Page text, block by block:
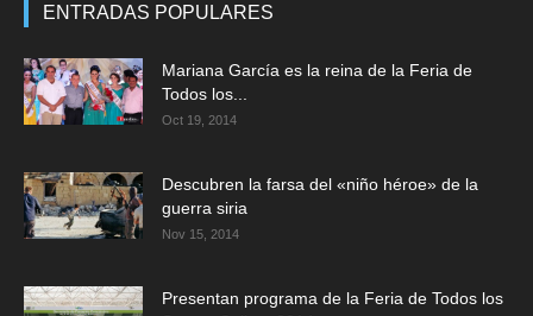
ENTRADAS POPULARES
Mariana García es la reina de la Feria de
Todos los...
Oct 19, 2014
Descubren la farsa del «niño héroe» de la
guerra siria
Nov 15, 2014
Presentan programa de la Feria de Todos los